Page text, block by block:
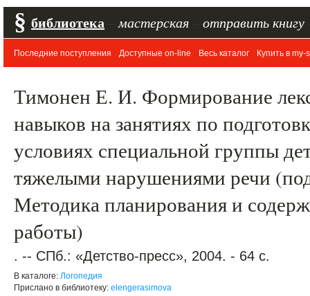
§ библиотека мастерская отправить книгу
Последние поступления Доступные on-line Весь каталог Купить в my-
Тимонен Е. И. Формирование
навыков на занятиях по
условиях специальной группы
тяжелыми нарушениями речи
Методика планирования и
работы)
. -- СПб.: «Детство-пресс», 2004. - 64 с.
В каталоге: Логопедия
Прислано в библиотеку: elengerasimova